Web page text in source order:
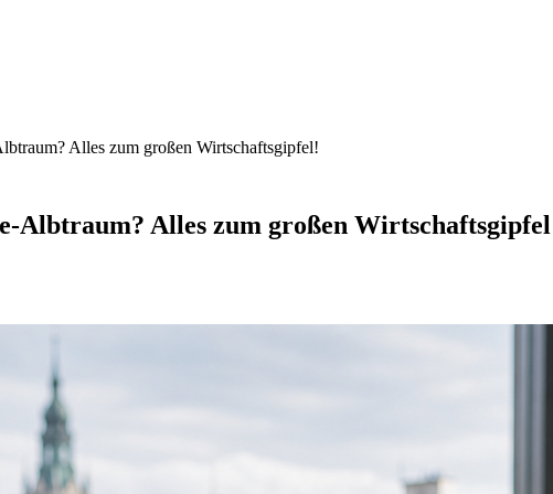
Alles zum großen Wirtschaftsgipfel!
Alles zum großen